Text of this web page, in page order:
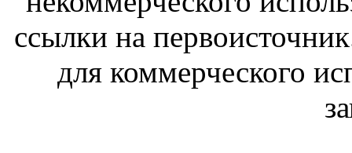
ссылки на
для коммерческого